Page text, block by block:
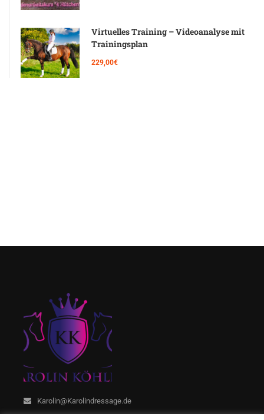
Virtuelles Training – Videoanalyse mit
Trainingsplan
229,00€
Karolin@Karolindressage.de